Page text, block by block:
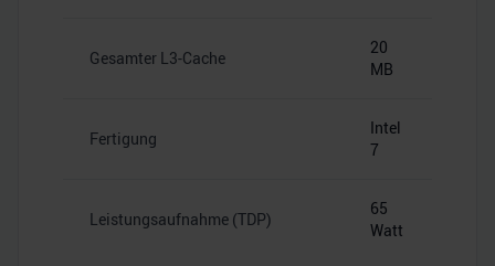
Gesamter L3-Cache
20
MB
Fertigung
Intel
7
Leistungsaufnahme (TDP)
65
Watt